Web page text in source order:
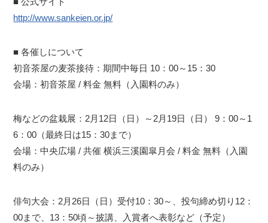
http://www.sankeien.or.jp/
■ 各催しについて
初音茶屋の麦茶接待：期間中毎日 10：00～15：30
会場：初音茶屋 / 料金 無料（入園料のみ）
梅などの盆栽展：2月12日（日）～2月19日（日） 9：00～1
6：00（最終日は15：30まで）
会場：中央広場 / 共催 横浜三溪園皐月会 / 料金 無料（入園
料のみ）
俳句大会：2月26日（日）受付10：30～、投句締め切り12：
00まで、13：50頃～披講、入賞者へ表彰など（予定）